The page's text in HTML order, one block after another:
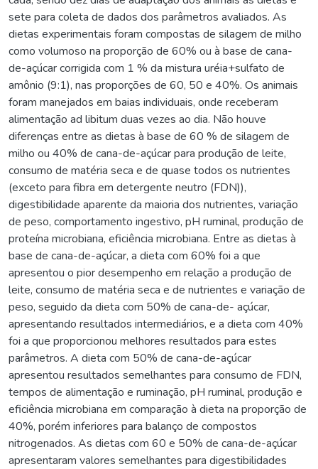
sete para coleta de dados dos parâmetros avaliados. As
dietas experimentais foram compostas de silagem de milho
como volumoso na proporção de 60% ou à base de cana-
de-açúcar corrigida com 1 % da mistura uréia+sulfato de
amônio (9:1), nas proporções de 60, 50 e 40%. Os animais
foram manejados em baias individuais, onde receberam
alimentação ad libitum duas vezes ao dia. Não houve
diferenças entre as dietas à base de 60 % de silagem de
milho ou 40% de cana-de-açúcar para produção de leite,
consumo de matéria seca e de quase todos os nutrientes
(exceto para fibra em detergente neutro (FDN)),
digestibilidade aparente da maioria dos nutrientes, variação
de peso, comportamento ingestivo, pH ruminal, produção de
proteína microbiana, eficiência microbiana. Entre as dietas à
base de cana-de-açúcar, a dieta com 60% foi a que
apresentou o pior desempenho em relação a produção de
leite, consumo de matéria seca e de nutrientes e variação de
peso, seguido da dieta com 50% de cana-de- açúcar,
apresentando resultados intermediários, e a dieta com 40%
foi a que proporcionou melhores resultados para estes
parâmetros. A dieta com 50% de cana-de-açúcar
apresentou resultados semelhantes para consumo de FDN,
tempos de alimentação e ruminação, pH ruminal, produção e
eficiência microbiana em comparação à dieta na proporção de
40%, porém inferiores para balanço de compostos
nitrogenados. As dietas com 60 e 50% de cana-de-açúcar
apresentaram valores semelhantes para digestibilidades